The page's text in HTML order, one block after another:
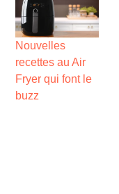
Nouvelles
recettes au Air
Fryer qui font le
buzz